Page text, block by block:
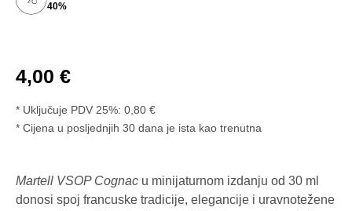
40%
4,00 €
* Uključuje PDV 25%: 0,80 €
Cijena u posljednjih 30 dana je ista kao trenutna
Martell VSOP Cognac u minijaturnom izdanju od 30 ml
donosi spoj francuske tradicije, elegancije i uravnotežene